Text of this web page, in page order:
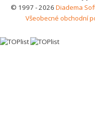
© 1997 - 2026 Diadema
Všeobecné obchodní